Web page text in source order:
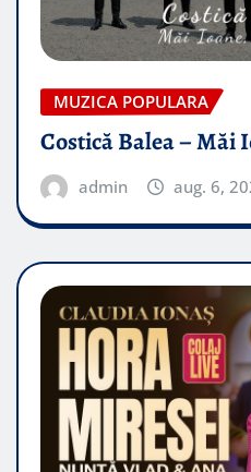
MUZICA POPULARA
Costică Balea – Măi
admin aug. 6,